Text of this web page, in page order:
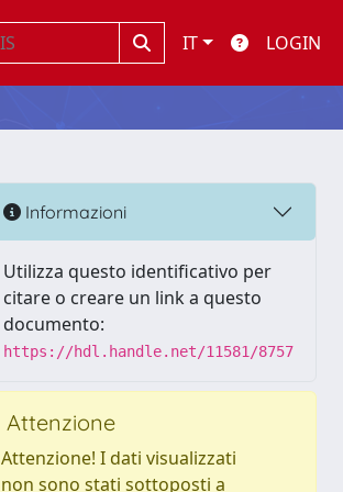
IT LOGIN
Informazioni
Utilizza questo identificativo per
citare o creare un link a questo
documento:
https://hdl.handle.net/11581/8757
Attenzione
Attenzione! I dati visualizzati
non sono stati sottoposti a